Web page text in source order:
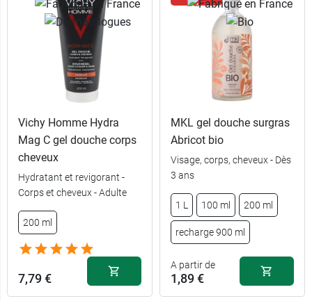
1 L 6,49 €
recharge 900
ml
5,59 €
200 ml
1,89 €
500 ml 7,99 €
750 ml 8,49 €
Vichy Homme Hydra
Mag C gel douche corps
cheveux
Hydratant et revigorant -
Corps et cheveux - Adulte
200 ml
7,79 €
MKL gel douche surgras
Abricot bio
Visage, corps, cheveux - Dès
3 ans
1 L 100 ml 200 ml
recharge 900 ml
A partir de
1,89 €